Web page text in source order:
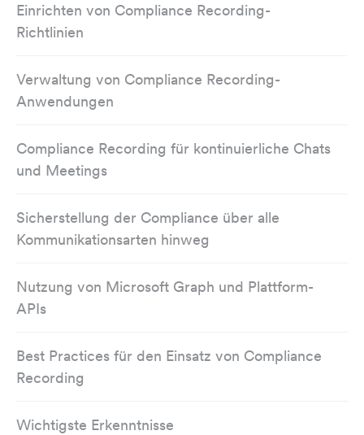
Einrichten von Compliance Recording-
Richtlinien
Verwaltung von Compliance Recording-
Anwendungen
Compliance Recording für kontinuierliche Chats
und Meetings
Sicherstellung der Compliance über alle
Kommunikationsarten hinweg
Nutzung von Microsoft Graph und Plattform-
APIs
Best Practices für den Einsatz von Compliance
Recording
Wichtigste Erkenntnisse